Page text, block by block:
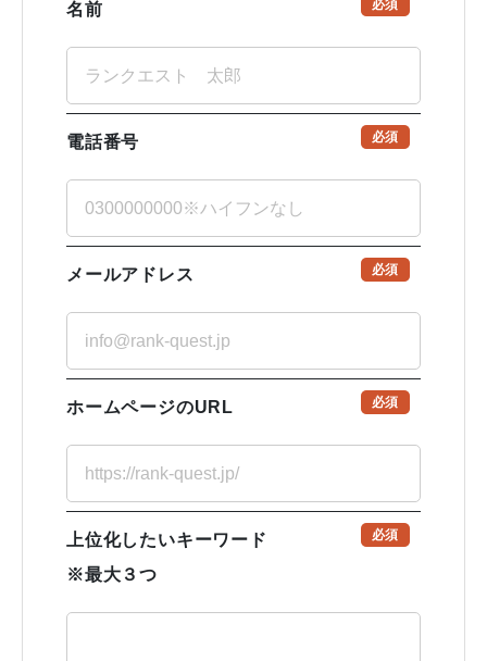
名前 必須
電話番号 必須
メールアドレス 必須
ホームページのURL 必須
上位化したいキーワード
※最大３つ
必須